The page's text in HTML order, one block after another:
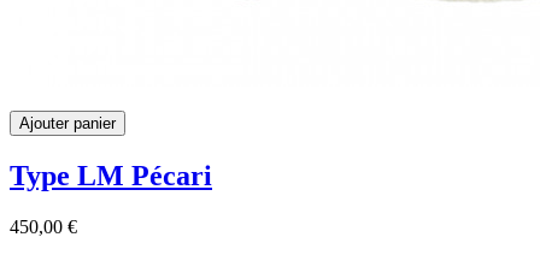
Ajouter panier
Type LM Pécari
450,00 €